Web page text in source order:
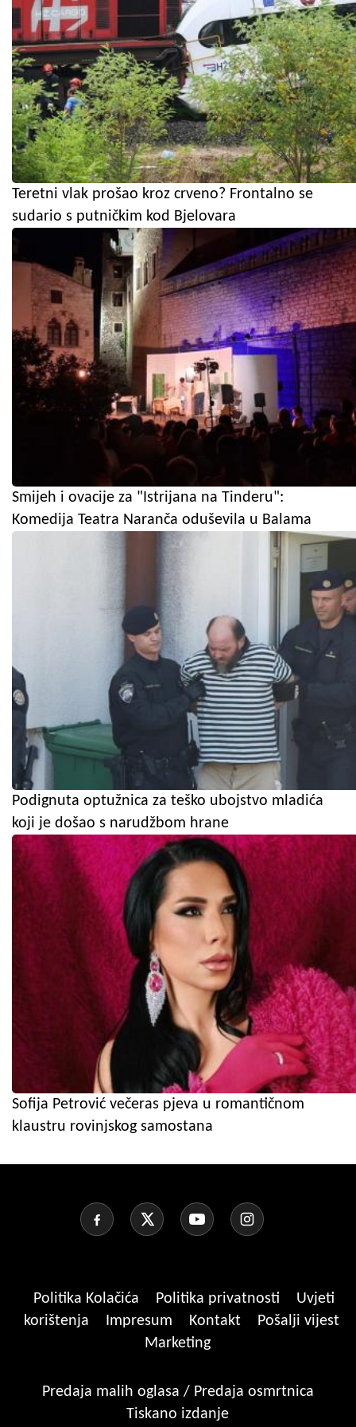
Teretni vlak prošao kroz crveno? Frontalno se
sudario s putničkim kod Bjelovara
Smijeh i ovacije za "Istrijana na Tinderu":
Komedija Teatra Naranča oduševila u Balama
Podignuta optužnica za teško ubojstvo mladića
koji je došao s narudžbom hrane
Sofija Petrović večeras pjeva u romantičnom
klaustru rovinjskog samostana
Politika Kolačića Politika privatnosti
Uvjeti
korištenja
Impresum Kontakt
Pošalji vijest
Marketing
Predaja malih oglasa / Predaja osmrtnica
Tiskano izdanje